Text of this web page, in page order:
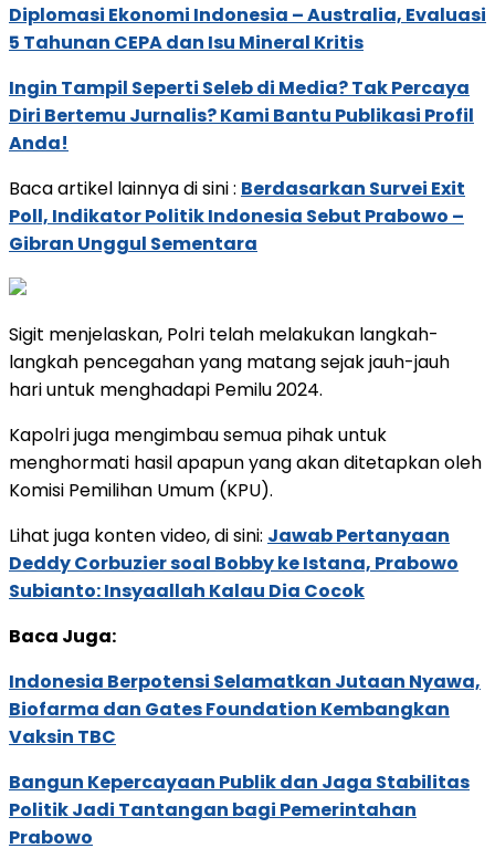
Diplomasi Ekonomi Indonesia – Australia, Evaluasi
5 Tahunan CEPA dan Isu Mineral Kritis
Ingin Tampil Seperti Seleb di Media? Tak Percaya
Diri Bertemu Jurnalis? Kami Bantu Publikasi Profil
Anda!
Baca artikel lainnya di sini : Berdasarkan Survei Exit
Poll, Indikator Politik Indonesia Sebut Prabowo –
Gibran Unggul Sementara
Sigit menjelaskan, Polri telah melakukan langkah-
langkah pencegahan yang matang sejak jauh-jauh
hari untuk menghadapi Pemilu 2024.
Kapolri juga mengimbau semua pihak untuk
menghormati hasil apapun yang akan ditetapkan oleh
Komisi Pemilihan Umum (KPU).
Lihat juga konten video, di sini: Jawab Pertanyaan
Deddy Corbuzier soal Bobby ke Istana, Prabowo
Subianto: Insyaallah Kalau Dia Cocok
Baca Juga:
Indonesia Berpotensi Selamatkan Jutaan Nyawa,
Biofarma dan Gates Foundation Kembangkan
Vaksin TBC
Bangun Kepercayaan Publik dan Jaga Stabilitas
Politik Jadi Tantangan bagi Pemerintahan
Prabowo